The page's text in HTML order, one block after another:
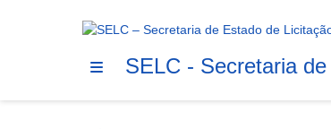
SELC - Secretaria